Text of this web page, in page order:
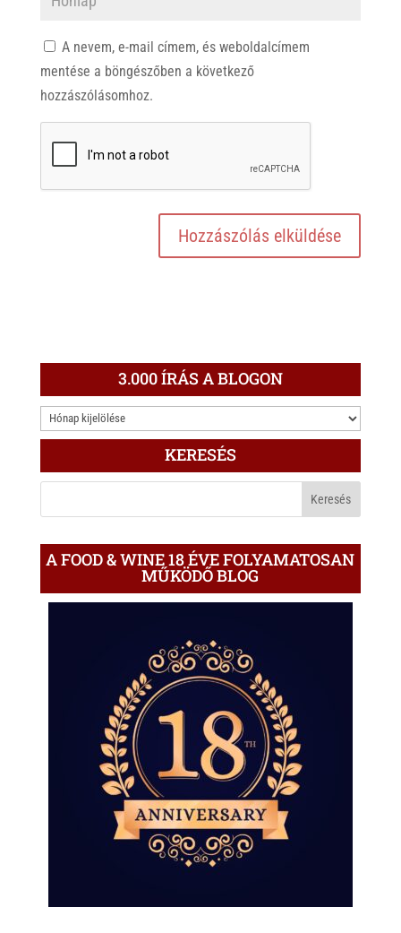
A nevem, e-mail címem, és weboldalcímem
mentése a böngészőben a következő
hozzászólásomhoz.
3.000 ÍRÁS A BLOGON
3.000
ÍRÁS
KERESÉS
A FOOD & WINE 18 ÉVE FOLYAMATOSAN
MŰKÖDŐ BLOG